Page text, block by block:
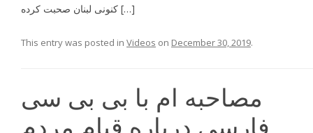
كنونى لبنان صحبت كرده […]
This entry was posted in Videos on December 30, 2019.
مصاحبه ام با بى بى سى